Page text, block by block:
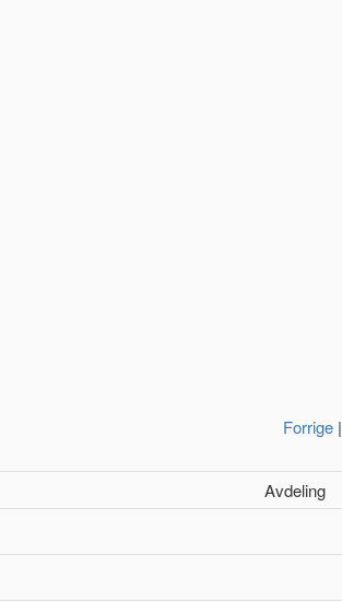
Forrige|
Avdeling